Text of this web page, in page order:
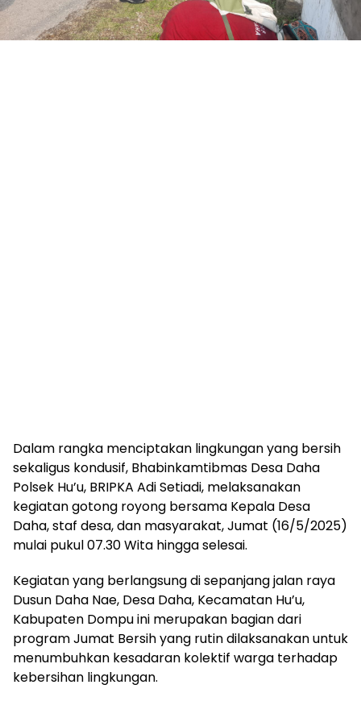
Dalam rangka menciptakan lingkungan yang bersih
sekaligus kondusif, Bhabinkamtibmas Desa Daha
Polsek Hu’u, BRIPKA Adi Setiadi, melaksanakan
kegiatan gotong royong bersama Kepala Desa
Daha, staf desa, dan masyarakat, Jumat (16/5/2025)
mulai pukul 07.30 Wita hingga selesai.
Kegiatan yang berlangsung di sepanjang jalan raya
Dusun Daha Nae, Desa Daha, Kecamatan Hu’u,
Kabupaten Dompu ini merupakan bagian dari
program Jumat Bersih yang rutin dilaksanakan untuk
menumbuhkan kesadaran kolektif warga terhadap
kebersihan lingkungan.